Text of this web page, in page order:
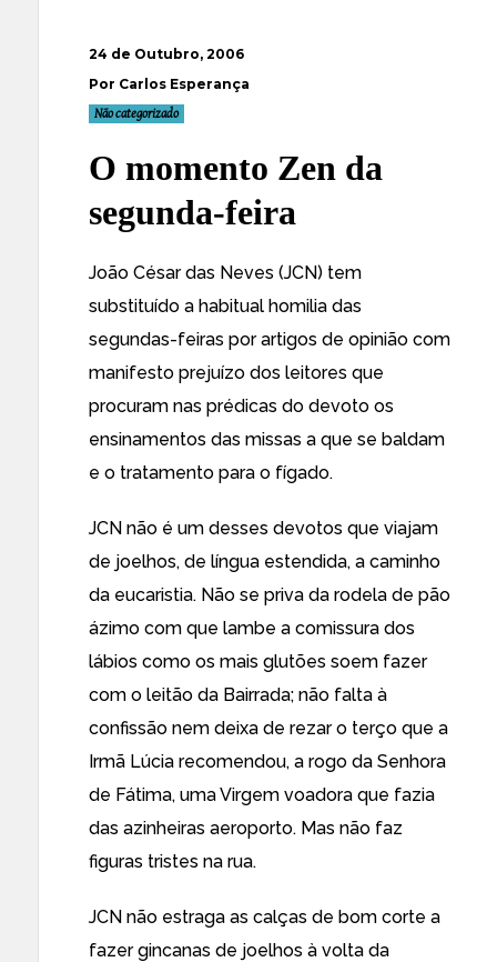
24 de Outubro, 2006
Por Carlos Esperança
Não categorizado
O momento Zen da
segunda-feira
João César das Neves (JCN) tem
substituído a habitual homilia das
segundas-feiras por artigos de opinião com
manifesto prejuízo dos leitores que
procuram nas prédicas do devoto os
ensinamentos das missas a que se baldam
e o tratamento para o fígado.
JCN não é um desses devotos que viajam
de joelhos, de língua estendida, a caminho
da eucaristia. Não se priva da rodela de pão
ázimo com que lambe a comissura dos
lábios como os mais glutões soem fazer
com o leitão da Bairrada; não falta à
confissão nem deixa de rezar o terço que a
Irmã Lúcia recomendou, a rogo da Senhora
de Fátima, uma Virgem voadora que fazia
das azinheiras aeroporto. Mas não faz
figuras tristes na rua.
JCN não estraga as calças de bom corte a
fazer gincanas de joelhos à volta da